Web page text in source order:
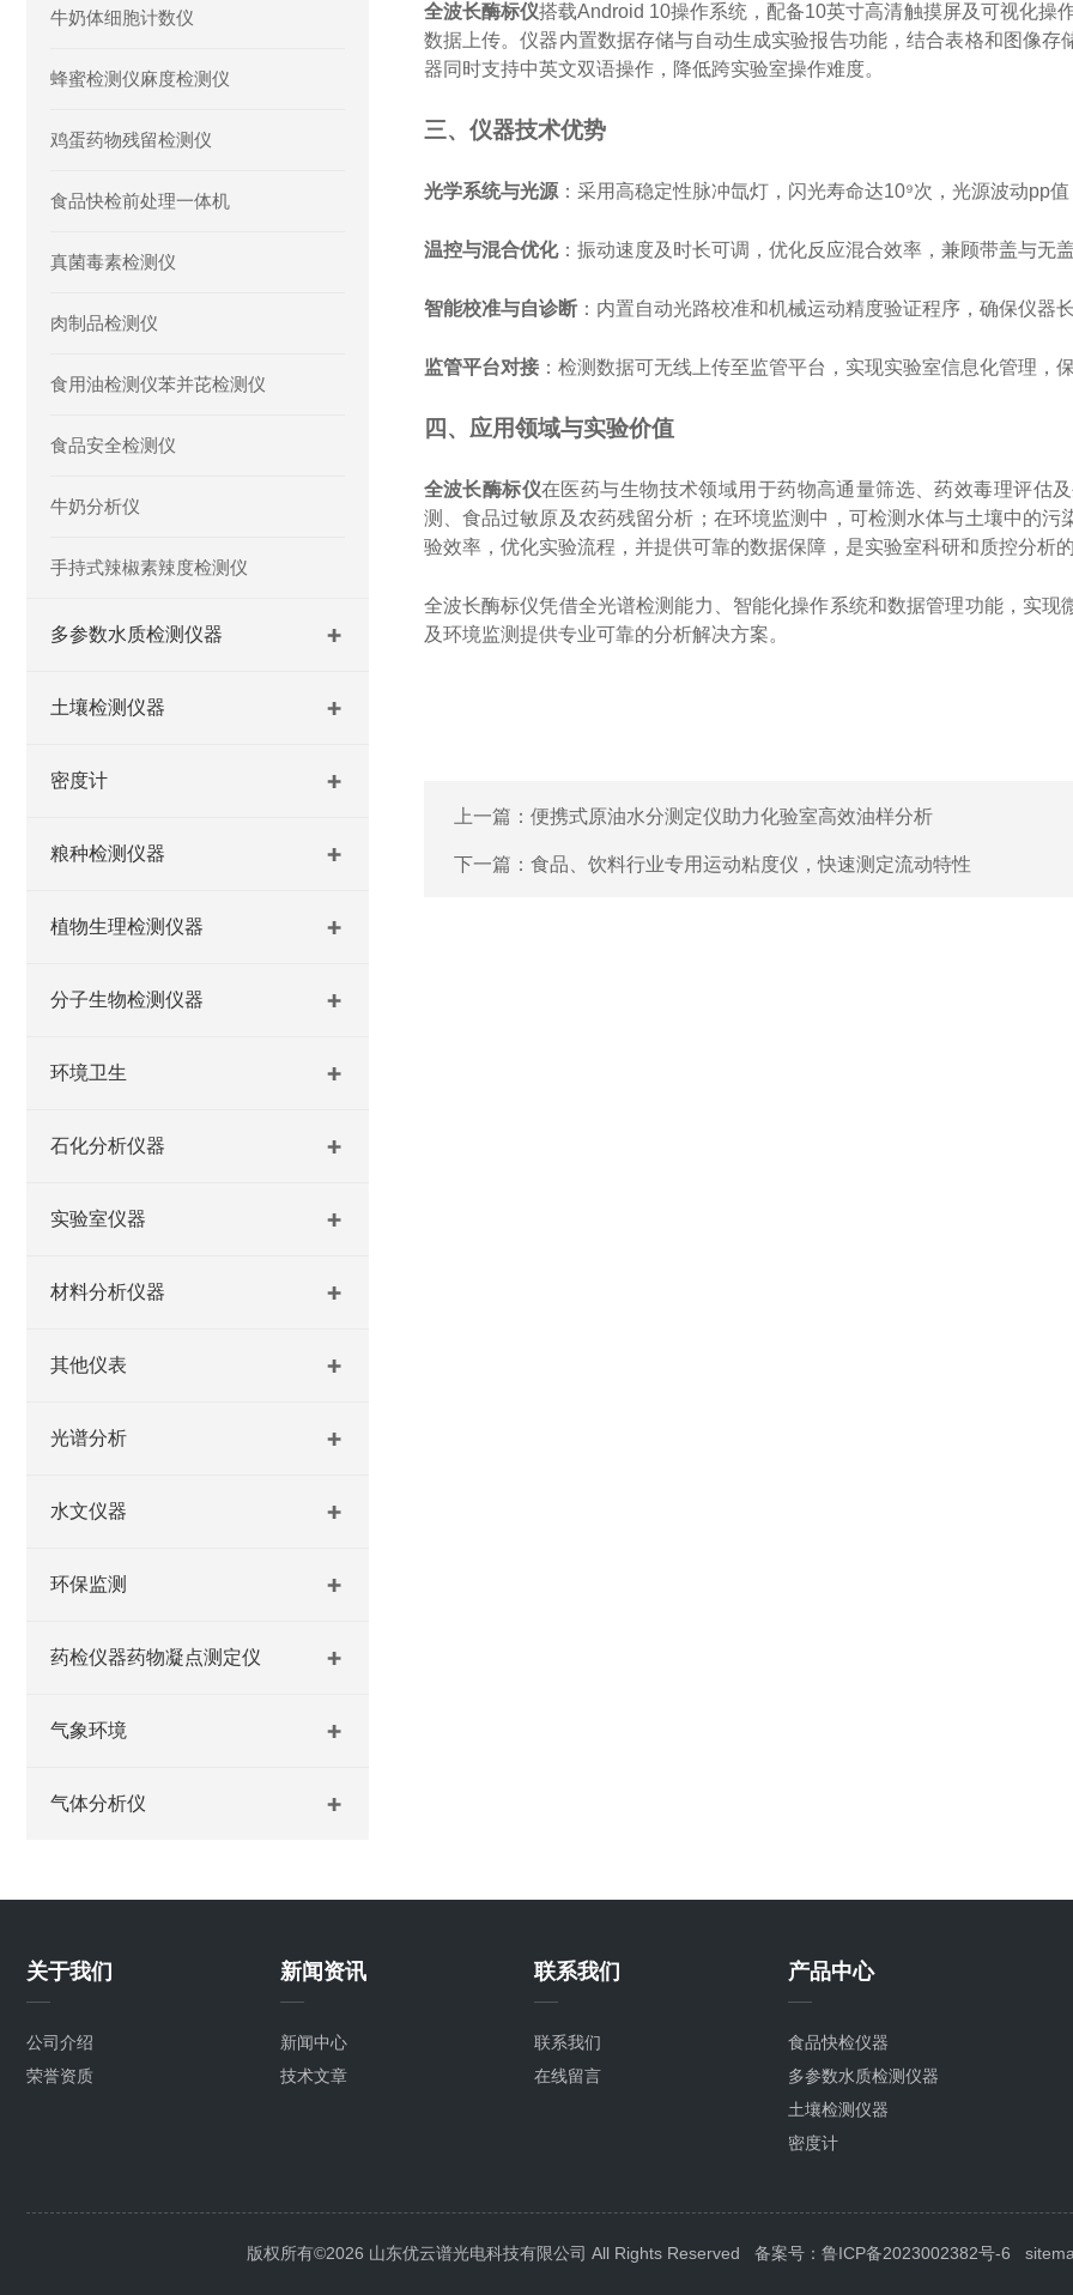
全波长酶标仪搭载Android 10操作系统，配备10英寸高清触摸屏及可视化
数据上传。仪器内置数据存储与自动生成实验报告功能，结合表格和图像
器同时支持中英文双语操作，降低跨实验室操作难度。
三、仪器技术优势
光学系统与光源：采用高稳定性脉冲氙灯，闪光寿命达10⁹次，光源波动pp
温控与混合优化：振动速度及时长可调，优化反应混合效率，兼顾带盖与无
智能校准与自诊断：内置自动光路校准和机械运动精度验证程序，确保仪器
监管平台对接：检测数据可无线上传至监管平台，实现实验室信息化管理，
四、应用领域与实验价值
全波长酶标仪在医药与生物技术领域用于药物高通量筛选、药效毒理评估
测、食品过敏原及农药残留分析；在环境监测中，可检测水体与土壤中的
验效率，优化实验流程，并提供可靠的数据保障，是实验室科研和质控分析
全波长酶标仪凭借全光谱检测能力、智能化操作系统和数据管理功能，实
及环境监测提供专业可靠的分析解决方案。
上一篇： 便携式原油水分测定仪助力化验室高效油样分析
下一篇： 食品、饮料行业专用运动粘度仪，快速测定流动特性
牛奶体细胞计数仪
蜂蜜检测仪麻度检测仪
鸡蛋药物残留检测仪
食品快检前处理一体机
真菌毒素检测仪
肉制品检测仪
食用油检测仪苯并芘检测仪
食品安全检测仪
牛奶分析仪
手持式辣椒素辣度检测仪
多参数水质检测仪器
土壤检测仪器
密度计
粮种检测仪器
植物生理检测仪器
分子生物检测仪器
环境卫生
石化分析仪器
实验室仪器
材料分析仪器
其他仪表
光谱分析
水文仪器
环保监测
药检仪器药物凝点测定仪
气象环境
气体分析仪
关于我们
公司介绍
荣誉资质
新闻资讯
新闻中心
技术文章
联系我们
联系我们
在线留言
产品中心
食品快检仪器
多参数水质检测仪器
土壤检测仪器
密度计
植物生理检测仪器
分子生物检测仪器
版权所有©2026 山东优云谱光电科技有限公司 All Rights Reserved 备案号：鲁ICP备2023002382号-6